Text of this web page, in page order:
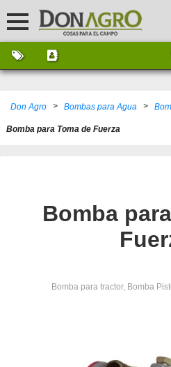
Don Agro > Bombas para Agua >
Bomba para Toma de Fuerza
Bomba
Bomba para tractor, Bomba